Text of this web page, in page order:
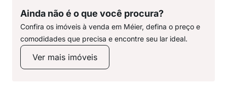
Ainda não é o que você procura?
Confira os imóveis à venda em Méier, defina o preço e
comodidades que precisa e encontre seu lar ideal.
Ver mais imóveis